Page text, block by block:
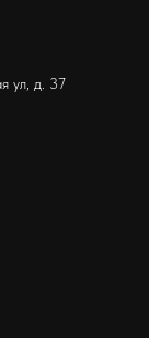
ул, д. 37